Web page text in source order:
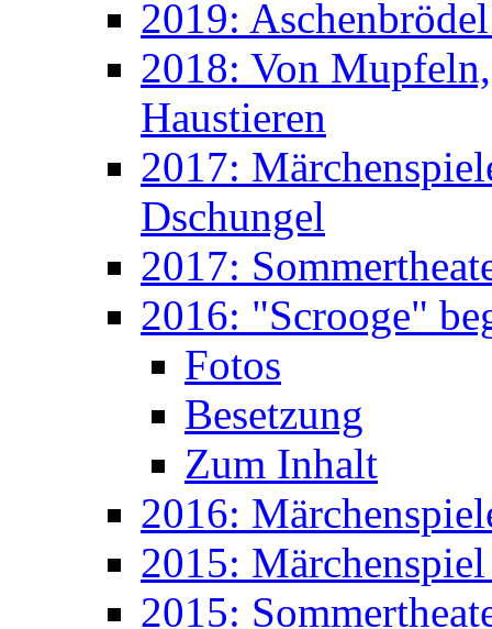
2019:
2018: Von
Haustieren
2017:
Dschungel
2017:
2016: "Scrooge"
Fotos
Besetzung
Zum Inhalt
2016:
2015:
2015: